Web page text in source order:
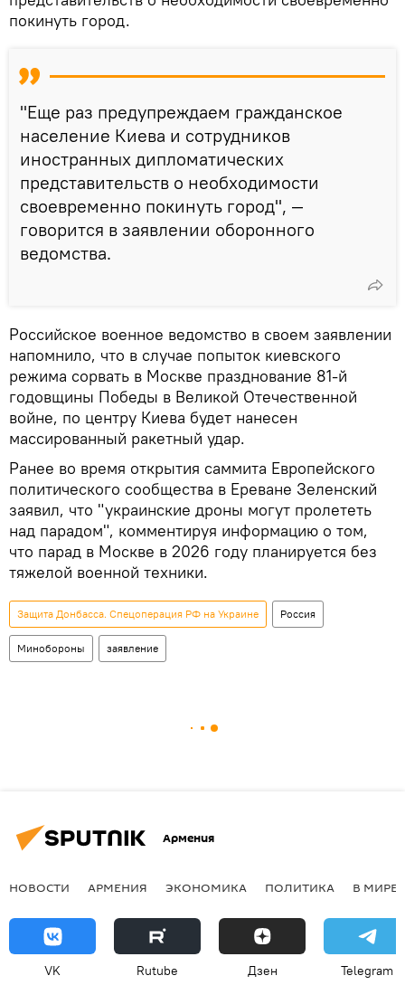
покинуть город.
"Еще раз предупреждаем гражданское
население Киева и сотрудников
иностранных дипломатических
представительств о необходимости
своевременно покинуть город", —
говорится в заявлении оборонного
ведомства.
Российское военное ведомство в своем заявлении
напомнило, что в случае попыток киевского
режима сорвать в Москве празднование 81-й
годовщины Победы в Великой Отечественной
войне, по центру Киева будет нанесен
массированный ракетный удар.
Ранее во время открытия саммита Европейского
политического сообщества в Ереване Зеленский
заявил, что "украинские дроны могут пролететь
над парадом", комментируя информацию о том,
что парад в Москве в 2026 году планируется без
тяжелой военной техники.
Защита Донбасса. Спецоперация РФ на Украине Россия
Минобороны заявление
Армения
НОВОСТИ АРМЕНИЯ ЭКОНОМИКА ПОЛИТИКА В МИРЕ
VK Rutube Дзен Telegram